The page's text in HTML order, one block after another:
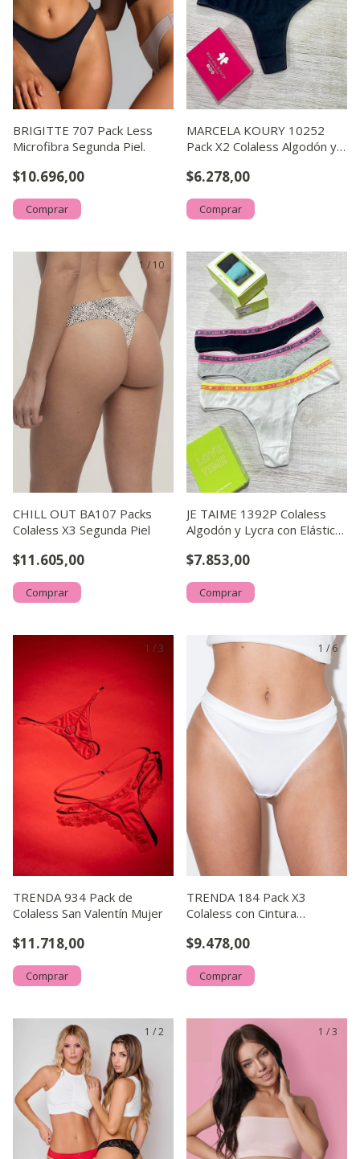
BRIGITTE 707 Pack Less
Microfibra Segunda Piel.
$10.696,00
Comprar
MARCELA KOURY 10252
Pack X2 Colaless Algodón y
$6.278,00
Comprar
1 / 10
CHILL OUT BA107 Packs
Colaless X3 Segunda Piel
$11.605,00
Comprar
JE TAIME 1392P Colaless
Algodón y Lycra con Elástico
$7.853,00
Comprar
1 / 3
TRENDA 934 Pack de
Colaless San Valentín Mujer
$11.718,00
Comprar
1 /6
TRENDA 184 Pack X3
Colaless con Cintura
$9.478,00
Comprar
1 /2 1 /3